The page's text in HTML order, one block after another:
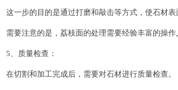
这一步的目的是通过打磨和敲击等方式，使石材表
需要注意的是，荔枝面的处理需要经验丰富的操
5、质量检查：
在切割和加工完成后，需要对石材进行质量检查。